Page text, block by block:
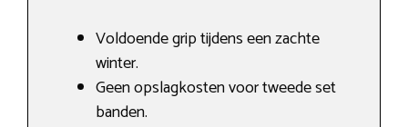
Voldoende grip tijdens een zachte
winter.
Geen opslagkosten voor tweede set
banden.